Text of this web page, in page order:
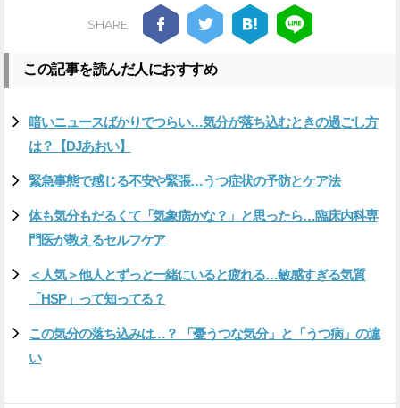
SHARE
この記事を読んだ人におすすめ
暗いニュースばかりでつらい…気分が落ち込むときの過ごし方
は？【DJあおい】
緊急事態で感じる不安や緊張…うつ症状の予防とケア法
体も気分もだるくて「気象病かな？」と思ったら…臨床内科専
門医が教えるセルフケア
＜人気＞他人とずっと一緒にいると疲れる…敏感すぎる気質
「HSP」って知ってる？
この気分の落ち込みは…？ 「憂うつな気分」と「うつ病」の違
い